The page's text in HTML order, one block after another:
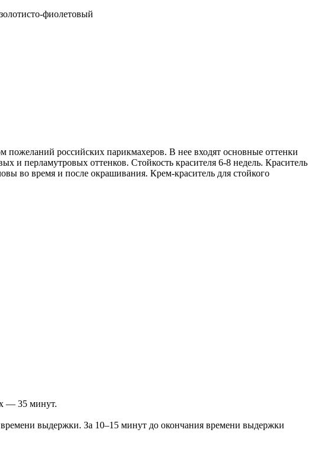
фиолетовый
российских парикмахеров. В нее входят основные оттенки
и перламутровых оттенков. Стойкость красителя 6-8 недель. Краситель
во время и после окрашивания. Крем-краситель для стойкого
— 35 минут.
выдержки. За 10–15 минут до окончания времени выдержки